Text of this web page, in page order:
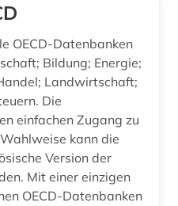
(1)
OECD-Datenbanken
Bildung; Energie;
Landwirtschaft;
Die
einfachen Zugang zu
kann die
Version der
Mit einer einzigen
OECD-Datenbanken